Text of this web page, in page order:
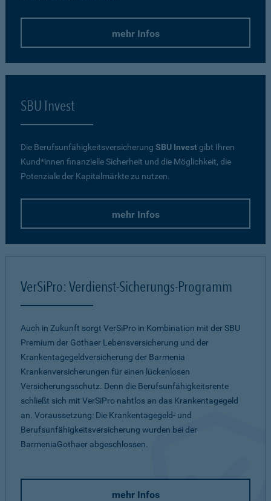
mehr Infos
SBU Invest
Die Berufsunfähigkeitsversicherung SBU Investgibt Ihren
Kund*innen finanzielle Sicherheit und die Möglichkeit, die
Potenziale der Kapitalmärkte zu nutzen.
mehr Infos
VerSiPro: Verdienst-Sicherungs-Programm
Auch in Zukunft sorgt VerSiPro in Kombination mit der SBU
Premium der Gothaer Lebensversicherung und der
Krankentagegeldversicherung der Barmenia
Krankenversicherungen für einen lückenlosen
Versicherungsschutz. Denn die Berufsunfähigkeitsrente
schließt sich mit VerSiPro nahtlos an das Krankentagegeld
an. Voraussetzung: Die Krankentagegeld- und
Berufsunfähigkeitsversicherung wurden bei der
BarmeniaGothaer abgeschlossen.
mehr Infos